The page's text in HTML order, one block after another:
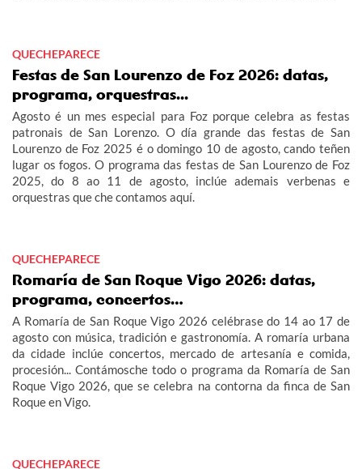
QUECHEPARECE
Festas de San Lourenzo de Foz 2026: datas,
programa, orquestras...
Agosto é un mes especial para Foz porque celebra as festas
patronais de San Lorenzo. O día grande das festas de San
Lourenzo de Foz 2025 é o domingo 10 de agosto, cando teñen
lugar os fogos. O programa das festas de San Lourenzo de Foz
2025, do 8 ao 11 de agosto, inclúe ademais verbenas e
orquestras que che contamos aquí.
QUECHEPARECE
Romaría de San Roque Vigo 2026: datas,
programa, concertos…
A Romaría de San Roque Vigo 2026 celébrase do 14 ao 17 de
agosto con música, tradición e gastronomía. A romaría urbana
da cidade inclúe concertos, mercado de artesanía e comida,
procesión... Contámosche todo o programa da Romaría de San
Roque Vigo 2026, que se celebra na contorna da finca de San
Roque en Vigo.
QUECHEPARECE